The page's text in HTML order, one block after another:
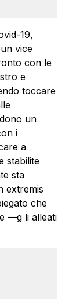
19,
vice
con le
e
toccare
un
i
a
stabilite
sta
extremis
che
—g li alleati